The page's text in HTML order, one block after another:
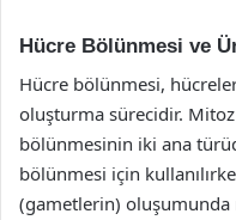
Hücre Bölünmesi ve
Hücre bölünmesi,
oluşturma sürecidir.
bölünmesinin iki ana
bölünmesi için
(gametlerin) oluşumunda